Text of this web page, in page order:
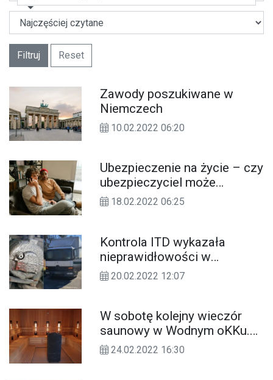
Filtruj Reset
Zawody poszukiwane w
Niemczech
10.02.2022 06:20
Ubezpieczenie na życie – czy
ubezpieczyciel może
odmówić zawarcia umowy?
18.02.2022 06:25
Kontrola ITD wykazała
nieprawidłowości w
transporcie przesyłek
20.02.2022 12:07
W sobotę kolejny wieczór
saunowy w Wodnym oKKu.
W planie aż pięć seansów
24.02.2022 16:30